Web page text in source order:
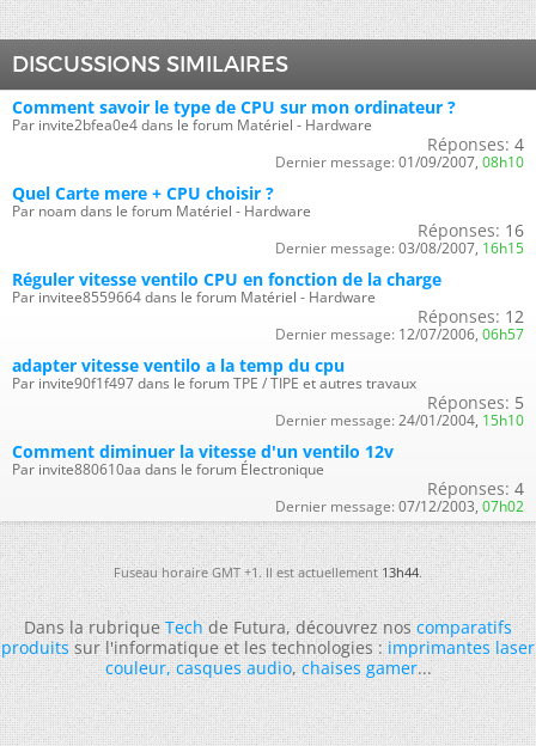
DISCUSSIONS SIMILAIRES
Comment savoir le type de CPU sur mon ordinateur ?
Par invite2bfea0e4 dans le forum Matériel - Hardware
Réponses: 4
Dernier message: 01/09/2007, 08h10
Quel Carte mere + CPU choisir ?
Par noam dans le forum Matériel - Hardware
Réponses: 16
Dernier message: 03/08/2007, 16h15
Réguler vitesse ventilo CPU en fonction de la charge
Par invitee8559664 dans le forum Matériel - Hardware
Réponses: 12
Dernier message: 12/07/2006, 06h57
adapter vitesse ventilo a la temp du cpu
Par invite90f1f497 dans le forum TPE / TIPE et autres travaux
Réponses: 5
Dernier message: 24/01/2004, 15h10
Comment diminuer la vitesse d'un ventilo 12v
Par invite880610aa dans le forum Électronique
Réponses: 4
Dernier message: 07/12/2003, 07h02
Fuseau horaire GMT +1. Il est actuellement13h44.
Dans la rubriqueTechde Futura, découvrez noscomparatifs
produitssur l'informatique et les technologies :imprimantes laser
couleur,casques audio,chaises gamer...